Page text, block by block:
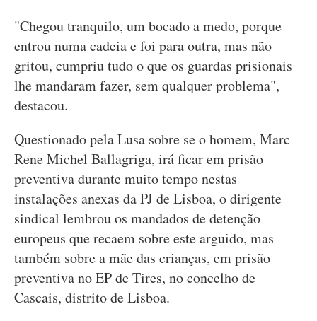
"Chegou tranquilo, um bocado a medo, porque
entrou numa cadeia e foi para outra, mas não
gritou, cumpriu tudo o que os guardas prisionais
lhe mandaram fazer, sem qualquer problema",
destacou.
Questionado pela Lusa sobre se o homem, Marc
Rene Michel Ballagriga, irá ficar em prisão
preventiva durante muito tempo nestas
instalações anexas da PJ de Lisboa, o dirigente
sindical lembrou os mandados de detenção
europeus que recaem sobre este arguido, mas
também sobre a mãe das crianças, em prisão
preventiva no EP de Tires, no concelho de
Cascais, distrito de Lisboa.